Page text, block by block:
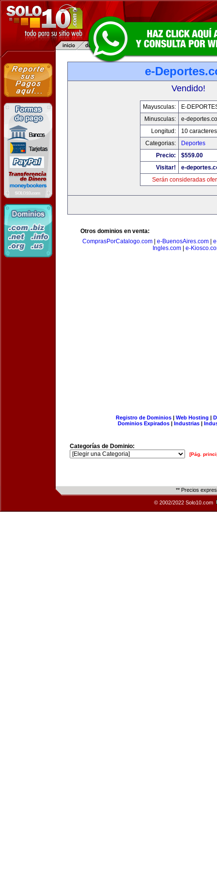
e-
Vendido!
Mayusculas:
E-
Minusculas:
e-
Longitud:
10 caracteres
Categorias:
Deportes
Precio:
$559.00
Visitar!
e-
Serán consideradas
Otros dominios en venta:
ComprasPorCatalogo.com| e-BuenosAires.com|
Ingles.com
e-
Registro de Dominios| Web Hosting |
Dominios Expirados | Industrias |
Categorías de Dominio:
[Pág.
** Precios
© 2002/2022 Solo10.com